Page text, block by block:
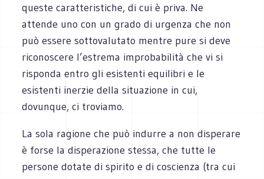
queste caratteristiche, di cui è priva. Ne
attende uno con un grado di urgenza che non
può essere sottovalutato mentre pure si deve
riconoscere l’estrema improbabilità che vi si
risponda entro gli esistenti equilibri e le
esistenti inerzie della situazione in cui,
dovunque, ci troviamo.
La sola ragione che può indurre a non disperare
è forse la disperazione stessa, che tutte le
persone dotate di spirito e di coscienza (tra cui